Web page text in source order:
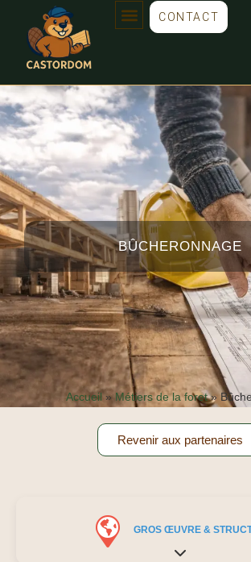
CONTACT
BÛCHERONNAGE
Accueil»Métiers de la foret»
Revenir aux partenaires
GROS ŒUVRE &
Expand sub-